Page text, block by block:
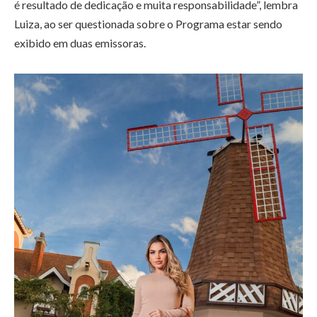
é resultado de dedicação e muita responsabilidade”, lembra
Luiza, ao ser questionada sobre o Programa estar sendo
exibido em duas emissoras.